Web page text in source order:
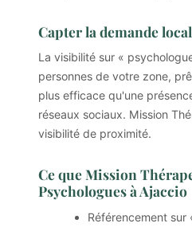
Capter la demande
La visibilité sur «
personnes de votre zone,
plus efficace qu'une
réseaux sociaux. Mission
visibilité de proximité.
Ce que Mission
Psychologues à Ajaccio
Référencement sur